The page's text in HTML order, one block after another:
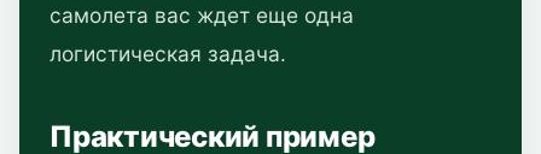
самолета вас ждет еще одна
логистическая задача.
Практический пример